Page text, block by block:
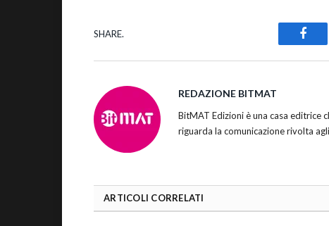
SHARE.
REDAZIONE BITMAT
BitMAT Edizioni è una casa editrice
riguarda la comunicazione rivolta
ARTICOLI CORRELATI